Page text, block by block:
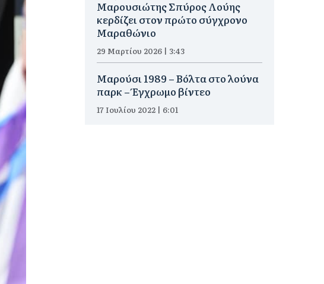
Μαρουσιώτης Σπύρος Λούης
κερδίζει στον πρώτο σύγχρονο
Μαραθώνιο
29 Μαρτίου 2026 | 3:43
Μαρούσι 1989 – Βόλτα στο λούνα
παρκ – Έγχρωμο βίντεο
17 Ιουλίου 2022 | 6:01